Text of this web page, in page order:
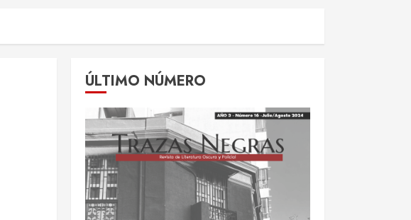
ÚLTIMO NÚMERO